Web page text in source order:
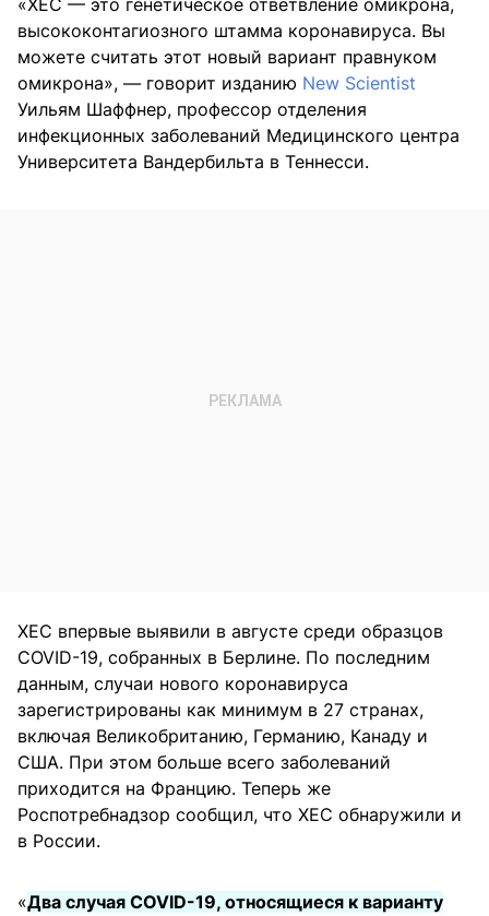
«XEC — это генетическое ответвление омикрона,
высококонтагиозного штамма коронавируса. Вы
можете считать этот новый вариант правнуком
омикрона», — говорит изданию New Scientist
Уильям Шаффнер, профессор отделения
инфекционных заболеваний Медицинского центра
Университета Вандербильта в Теннесси.
XEC впервые выявили в августе среди образцов
COVID-19, собранных в Берлине. По последним
данным, случаи нового коронавируса
зарегистрированы как минимум в 27 странах,
включая Великобританию, Германию, Канаду и
США. При этом больше всего заболеваний
приходится на Францию. Теперь же
Роспотребнадзор сообщил, что XEC обнаружили и
в России.
«Два случая COVID-19, относящиеся к варианту